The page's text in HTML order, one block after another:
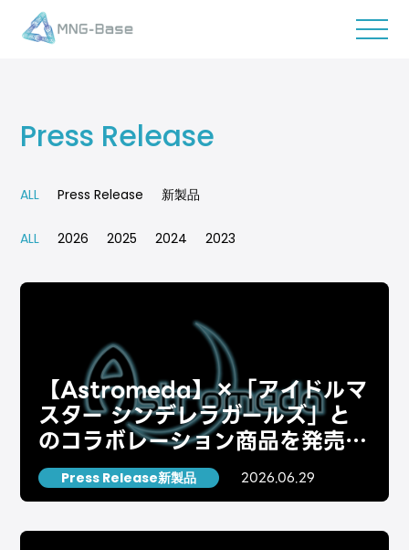
Press Release
ALL Press Release 新製品
ALL 2026 2025 2024 2023
【Astromeda】×「アイドルマ
スター シンデレラガールズ」と
のコラボレーション商品を発売い
たしました。
Press Release新製品 2026.06.29